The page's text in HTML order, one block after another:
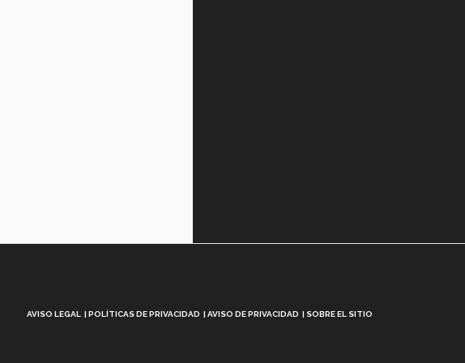
AVISO LEGAL POLÍTICAS DE PRIVACIDAD AVISO DE PRIVACIDAD SOBRE EL SITIO